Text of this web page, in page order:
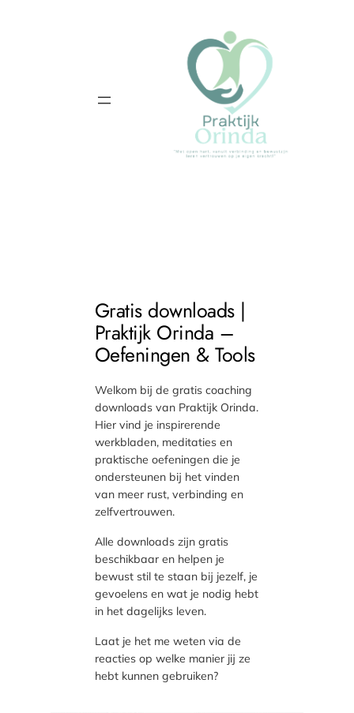
Gratis downloads |
Praktijk Orinda –
Oefeningen & Tools
Welkom bij de gratis coaching
downloads van Praktijk Orinda.
Hier vind je inspirerende
werkbladen, meditaties en
praktische oefeningen die je
ondersteunen bij het vinden
van meer rust, verbinding en
zelfvertrouwen.
Alle downloads zijn gratis
beschikbaar en helpen je
bewust stil te staan bij jezelf, je
gevoelens en wat je nodig hebt
in het dagelijks leven.
Laat je het me weten via de
reacties op welke manier jij ze
hebt kunnen gebruiken?